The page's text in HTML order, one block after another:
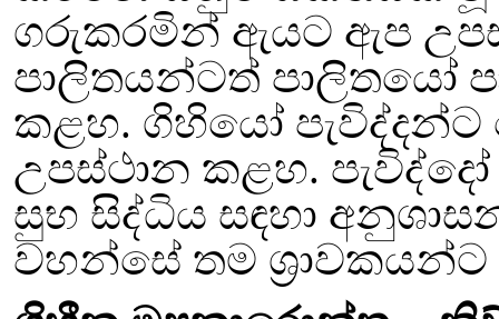
ගරුකරමින් ඇයට ඇප
පාලිතයන්ටත් පාලිතයෝ
කළහ. ගිහියෝ
උපස්ථාන කළහ. පැවිද්දෝ
සුභ සිද්ධිය සඳහා
වහන්සේ තම